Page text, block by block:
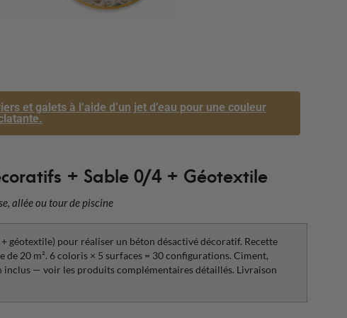
et galets à l’aide d’un jet d’eau pour une couleur
+ Sable 0/4 + Géotextile
allée ou tour de piscine
géotextile) pour réaliser un béton désactivé décoratif. Recette
de 20 m². 6 coloris × 5 surfaces = 30 configurations. Ciment,
— voir les produits complémentaires détaillés. Livraison